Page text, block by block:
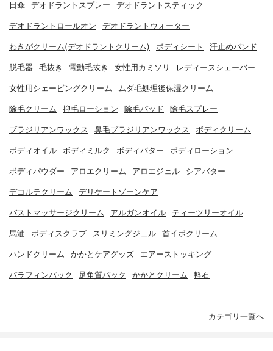
日傘 デオドラントスプレー デオドラントスティック
デオドラントロールオン デオドラントウォーター
わきがクリーム(デオドラントクリーム) ボディシート 汗止めバンド
脱毛器 毛抜き 電動毛抜き 女性用カミソリ レディースシェーバー
女性用シェービングクリーム ムダ毛処理後保湿クリーム
除毛クリーム 抑毛ローション 除毛パッド 除毛スプレー
ブラジリアンワックス 鼻毛ブラジリアンワックス ボディクリーム
ボディオイル ボディミルク ボディバター ボディローション
ボディパウダー アロエクリーム アロエジェル シアバター
デコルテクリーム デリケートゾーンケア
バストマッサージクリーム アルガンオイル ティーツリーオイル
馬油 ボディスクラブ スリミングジェル 首イボクリーム
ハンドクリーム かかとケアグッズ エアーストッキング
パラフィンパック 足角質パック かかとクリーム 軽石
カテゴリ一覧へ